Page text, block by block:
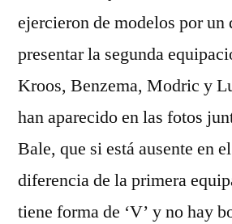
ejercieron de modelos por un
presentar la segunda
Kroos, Benzema, Modric y
han aparecido en las fotos
Bale, que si está ausente en
diferencia de la primera
tiene forma de ‘V’ y no hay